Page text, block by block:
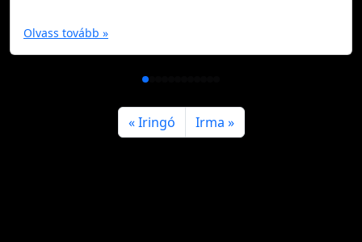
Olvass tovább »
Iringó Irma